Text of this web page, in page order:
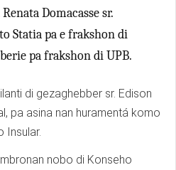
Domacasse sr.
Statia pa e frakshon di
pa frakshon di UPB.
di gezaghebber sr. Edison
pa asina nan huramentá komo
Insular.
nobo di Konseho